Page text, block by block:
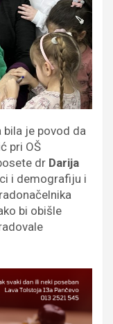
bila je povod da
pri OŠ
dr Darija
i demografiju i
bi obišle